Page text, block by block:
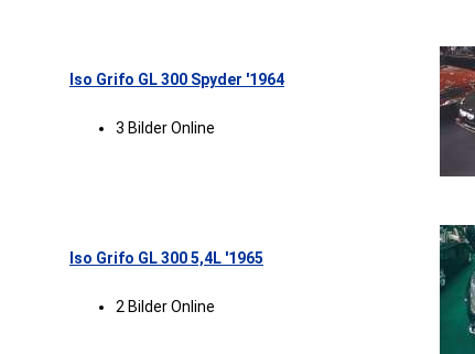
Iso Grifo GL 300 Spyder '1964
3 Bilder Online
Iso Grifo GL 300 5,4L '1965
2 Bilder Online